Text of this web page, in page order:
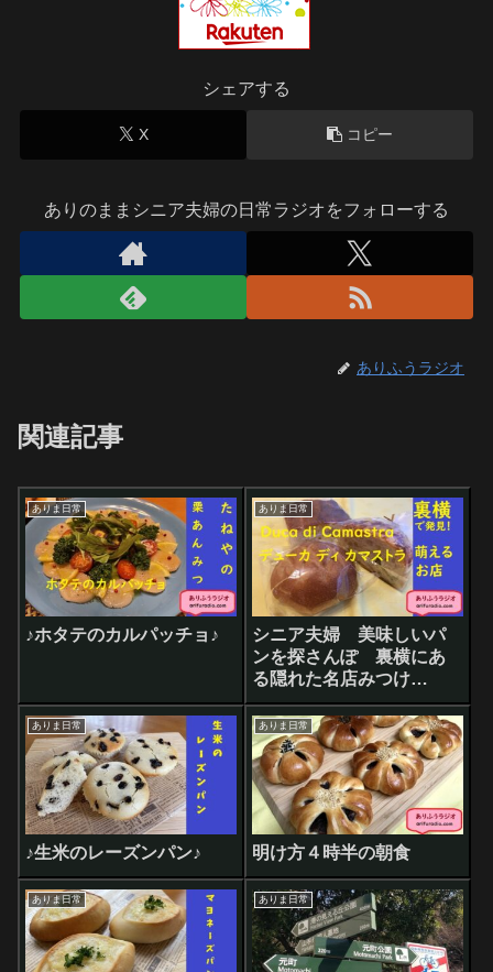
シェアする
X コピー
ありのままシニア夫婦の日常ラジオをフォローする
ありふうラジオ
関連記事
ありま日常
♪ホタテのカルパッチョ♪
ありま日常
シニア夫婦 美味しいパ
ンを探さんぽ 裏横にあ
る隠れた名店みつけ
た！ Duca di
Camastra デューカ ディ
カマストラ
ありま日常
♪生米のレーズンパン♪
ありま日常
明け方４時半の朝食
ありま日常 ありま日常